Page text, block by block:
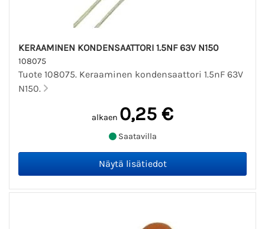
KERAAMINEN KONDENSAATTORI 1.5NF 63V N150
108075
Tuote 108075. Keraaminen kondensaattori 1.5nF 63V
N150.
alkaen 0,25 €
Saatavilla